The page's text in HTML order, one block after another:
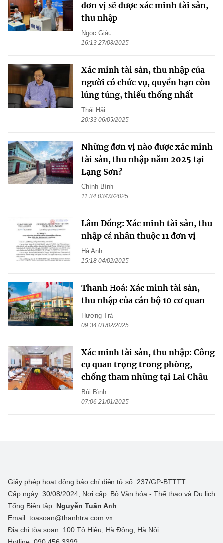
đơn vị sẽ được xác minh tài sản,
thu nhập
Ngọc Giàu
16:13 27/08/2025
Xác minh tài sản, thu nhập của
người có chức vụ, quyền hạn còn
lúng túng, thiếu thống nhất
Thái Hải
20:33 06/05/2025
Những đơn vị nào được xác minh
tài sản, thu nhập năm 2025 tại
Lạng Sơn?
Chính Bình
11:34 03/03/2025
Lâm Đồng: Xác minh tài sản, thu
nhập cá nhân thuộc 11 đơn vị
Hà Anh
15:18 04/02/2025
Thanh Hoá: Xác minh tài sản,
thu nhập của cán bộ 10 cơ quan
Hương Trà
09:34 01/02/2025
Xác minh tài sản, thu nhập: Công
cụ quan trọng trong phòng,
chống tham nhũng tại Lai Châu
Bùi Bình
07:06 21/01/2025
Giấy phép hoạt động báo chí điện tử số: 237/GP-BTTTT
Cấp ngày: 30/08/2024; Nơi cấp: Bộ Văn hóa - Thể thao và Du lịch
Tổng Biên tập: Nguyễn Tuấn Anh
Email: toasoan@thanhtra.com.vn
Địa chỉ tòa soạn: 100 Tô Hiệu, Hà Đông, Hà Nội.